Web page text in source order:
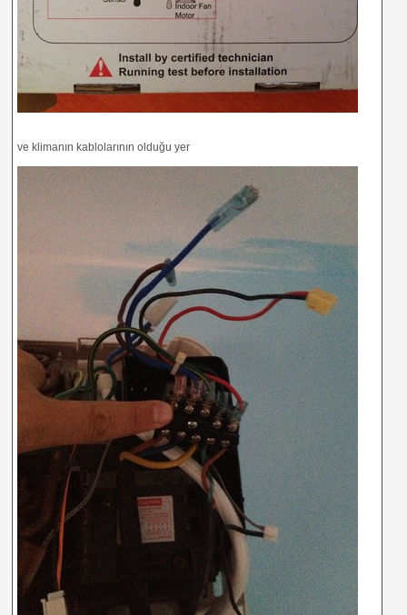
ve klimanın kablolarının olduğu yer